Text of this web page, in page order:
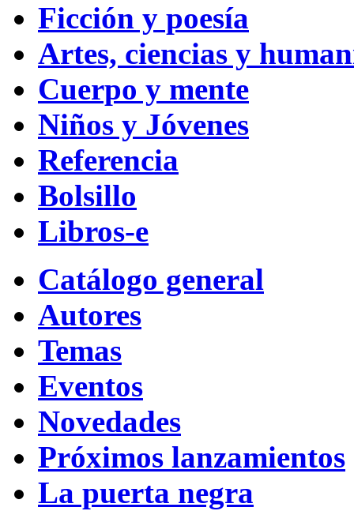
Ficción y poesía
Artes, ciencias y
Cuerpo y mente
Niños y Jóvenes
Referencia
Bolsillo
Libros-e
Catálogo general
Autores
Temas
Eventos
Novedades
Próximos lanzamientos
La puerta negra